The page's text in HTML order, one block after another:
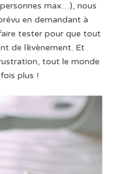
max…), nous
en demandant à
tester pour que tout
de l’évènement. Et
tout le monde
plus !